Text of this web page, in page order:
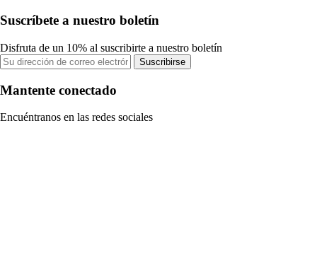
Suscríbete a nuestro boletín
Disfruta de un 10% al suscribirte a nuestro boletín
Suscribirse
Mantente conectado
Encuéntranos en las redes sociales